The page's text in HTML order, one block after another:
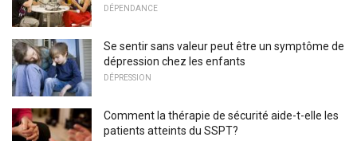
DÉPENDANCE
Se sentir sans valeur peut être un symptôme de
dépression chez les enfants
DÉPRESSION
Comment la thérapie de sécurité aide-t-elle les
patients atteints du SSPT?